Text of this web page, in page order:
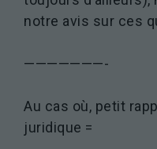
notre avis sur ces
———————-
Au cas où, petit
juridique =